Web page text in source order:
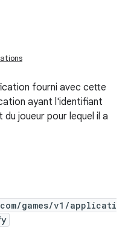
fourni avec cette
ayant l'identifiant
joueur pour lequel il a
games/v1/applicati